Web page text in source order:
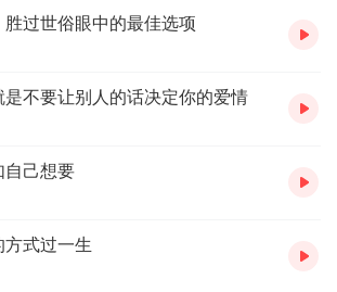
过世俗眼中的最佳选项
是不要让别人的话决定你的爱情
自己想要
方式过一生